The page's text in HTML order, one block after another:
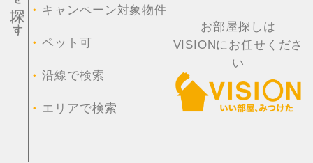
・ キャンペーン対象物件
・ペット可
・沿線で検索
・ エリアで検索
お部屋探しは
VISIONにお任せくださ
い